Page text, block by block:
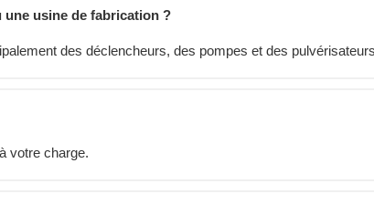
une usine de fabrication ?
des déclencheurs, des pompes et des
votre charge.